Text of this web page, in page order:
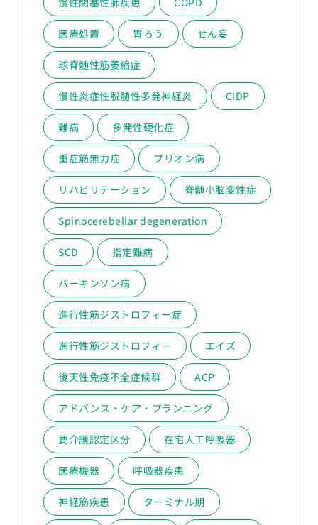
医療処置 胃ろう せん妄
球脊髄性筋萎縮症
慢性炎症性脱髄性多発神経炎 CIDP
難病 多発性硬化症
重症筋無力症 プリオン病
リハビリテーション 脊髄小脳変性症
Spinocerebellar degeneration
SCD 指定難病
パーキンソン病
進行性筋ジストロフィー症
進行性筋ジストロフィー エイズ
後天性免疫不全症候群 ACP
アドバンス・ケア・プランニング
要介護認定区分 在宅人工呼吸器
医療機器 呼吸器疾患
神経筋疾患 ターミナル期